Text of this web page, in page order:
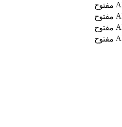
مفتوح
مفتوح
مفتوح
مفتوح